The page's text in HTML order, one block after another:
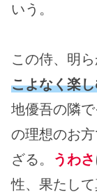
いう。
この侍、明
こよなく楽
地優吾の隣
の理想のお
ざる。
うわさ
性、果たして